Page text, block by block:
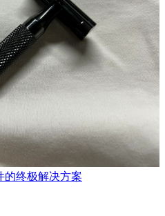
的终极解决方案